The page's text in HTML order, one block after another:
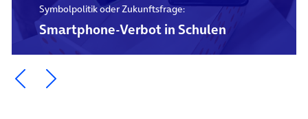
Symbolpolitik oder Zukunftsfrage:
Smartphone-Verbot in Schulen
Ein Element zurück blättern
Ein Element weiter blättern